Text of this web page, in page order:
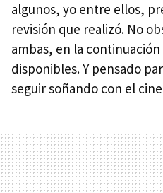
algunos, yo entre ellos,
revisión que realizó. No
ambas, en la
disponibles. Y pensado
seguir soñando con el